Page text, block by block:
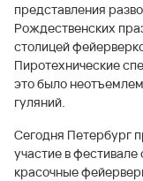
представления
Рождественских
столицей
Пиротехнические
это было
гуляний.
Сегодня Петербург
участие в
красочные